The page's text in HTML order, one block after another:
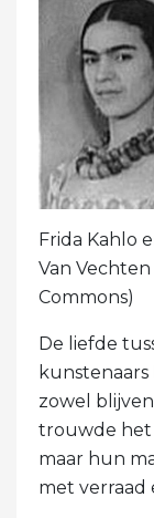
Frida Kahlo
Van
Commons)
De liefde
kunstenaars
zowel
trouwde het
maar hun
met verraad